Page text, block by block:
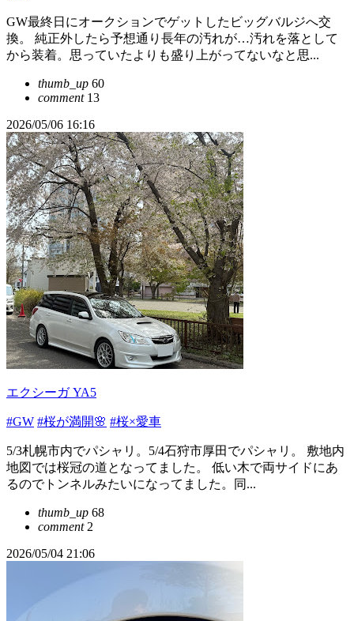
GW最終日にオークションでゲットしたビッグバルジへ交
換。 純正外したら予想通り長年の汚れが…汚れを落として
から装着。思っていたよりも盛り上がってないなと思...
thumb_up 60
comment13
2026/05/06 16:16
エクシーガ YA5
#GW #桜が満開🌸 #桜×愛車
5/3札幌市内でパシャリ。5/4石狩市厚田でパシャリ。 敷地内
地図では桜冠の道となってました。 低い木で両サイドにあ
るのでトンネルみたいになってました。同...
thumb_up 68
comment2
2026/05/04 21:06